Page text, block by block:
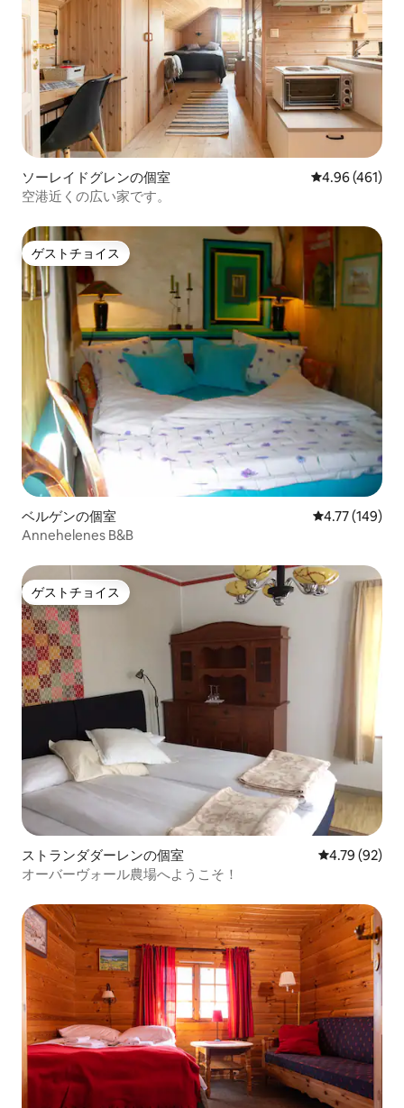
ソーレイドグレンの個室 レビュー461
4.96 (461)
空港近くの広い家です。
ゲストチョイス
ゲストチョイス
ベルゲンの個室 レビュー149
4.77 (149)
Annehelenes B&B
ゲストチョイス
ゲストチョイス
ストランダダーレンの個室 レビュー92
4.79 (92)
オーバーヴォール農場へようこそ！